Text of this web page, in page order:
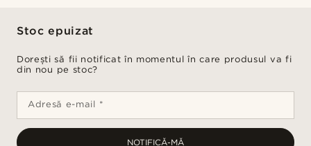
Stoc epuizat
Dorești să fii notificat în momentul în care produsul va fi
din nou pe stoc?
Adresă e-mail *
NOTIFICĂ-MĂ